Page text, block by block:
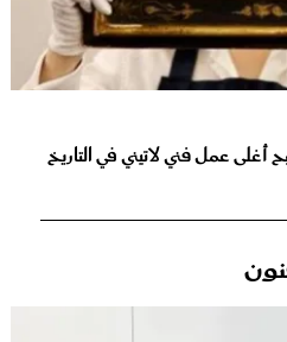
عمل فني لاتيني في التاريخ